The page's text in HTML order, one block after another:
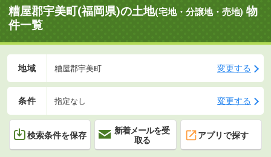
糟屋郡宇美町(福岡県)の土地(宅地・分譲地・売地) 物
件一覧
地域 糟屋郡宇美町 変更する
条件 指定なし 変更する
検索条件を保存
新着メールを受
取る
アプリで探す